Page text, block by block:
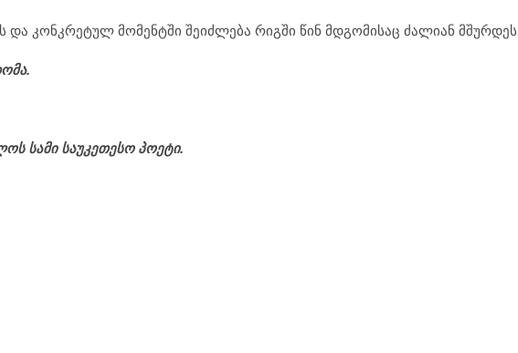
და კონკრეტულ მომენტში შეიძლება რიგში წინ მდგომისაც ძალიან
სამი საუკეთესო პოეტი.